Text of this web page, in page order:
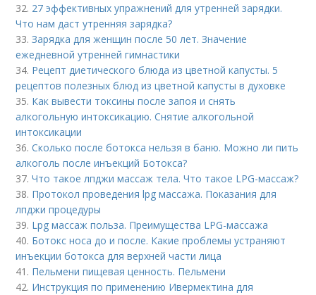
32. 27 эффективных упражнений для утренней зарядки.
Что нам даст утренняя зарядка?
33.Зарядка для женщин после 50 лет. Значение
ежедневной утренней гимнастики
34. Рецепт диетического блюда из цветной капусты. 5
рецептов полезных блюд из цветной капусты в духовке
35. Как вывести токсины после запоя и снять
алкогольную интоксикацию. Снятие алкогольной
интоксикации
36.Сколько после ботокса нельзя в баню. Можно ли пить
алкоголь после инъекций Ботокса?
37.Что такое лпджи массаж тела. Что такое LPG-массаж?
38. Протокол проведения lpg массажа. Показания для
лпджи процедуры
39. Lpg массаж польза. Преимущества LPG-массажа
40. Ботокс носа до и после. Какие проблемы устраняют
инъекции ботокса для верхней части лица
41. Пельмени пищевая ценность. Пельмени
42. Инструкция по применению Ивермектина для